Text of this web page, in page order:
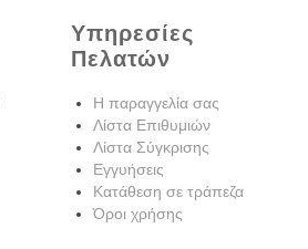
Υπηρεσίες
Πελατών
Η παραγγελία σας
Λίστα Επιθυμιών
Λίστα Σύγκρισης
Εγγυήσεις
Κατάθεση σε τράπεζα
Όροι χρήσης